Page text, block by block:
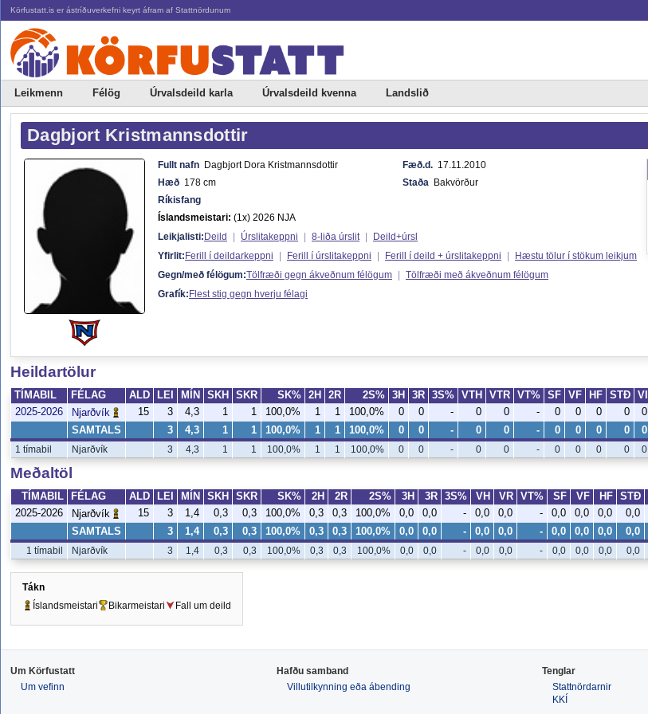
Körfustatt.is er ástríðuverkefni keyrt áfram af Stattnördunum
Leikmenn Félög Úrvalsdeild karla Úrvalsdeild kvenna Landslið
Dagbjort Kristmannsdottir
Fullt nafn Dagbjort Dora Kristmannsdottir Fæð.d. 17.11.2010
Hæð 178 cm Staða Bakvörður
Ríkisfang
Íslandsmeistari: (1x) 2026 NJA
Leikjalisti:Deild | Úrslitakeppni | 8-liða úrslit |
Deild+úrsl
Yfirlit:Ferill í deildarkeppni | Ferill í úrslitakeppni | Ferill í deild + úrslitakeppni |
Hæstu tölur í stökum leikjum
Gegn/með félögum:Tölfræði gegn ákveðnum félögum | Tölfræði með ákveðnum félögum
Grafík:Flest stig gegn hverju félagi
Heildartölur
TÍMABIL FÉLAG ALD LEI MÍN SKH SKR SK% 2H 2R 2S% 3H 3R 3S% VTH VTR VT% SF VF HF STÐ VI
2025-2026
Njarðvík 15 3 4,3 1 1 100,0% 1 1 100,0% 0 0 - 0 0 - 0 0 0 0 0
SAMTALS 3 4,3 1 1 100,0% 1 1 100,0% 0 0 - 0 0 - 0 0 0 0 0
1 tímabil Njarðvík 3 4,3 1 1 100,0% 1 1 100,0% 0 0 - 0 0 - 0 0 0 0 0
Meðaltöl
TÍMABIL FÉLAG ALD LEI MÍN SKH SKR SK% 2H 2R 2S% 3H 3R 3S% VH VR VT% SF VF HF STÐ
2025-2026
Njarðvík 15 3 1,4 0,3 0,3 100,0% 0,3 0,3 100,0% 0,0 0,0 - 0,0 0,0 - 0,0 0,0 0,0 0,0
SAMTALS 3 1,4 0,3 0,3 100,0% 0,3 0,3 100,0% 0,0 0,0 - 0,0 0,0 - 0,0 0,0 0,0 0,0
1 tímabil Njarðvík 3 1,4 0,3 0,3 100,0% 0,3 0,3 100,0% 0,0 0,0 - 0,0 0,0 - 0,0 0,0 0,0 0,0
Tákn
Íslandsmeistari
Bikarmeistari Fall um deild
Um Körfustatt
Um vefinn
Hafðu samband
Villutilkynning eða ábending
Tenglar
Stattnördarnir
KKÍ